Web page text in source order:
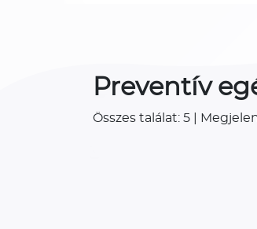
Preventív
Összes találat: 5 |